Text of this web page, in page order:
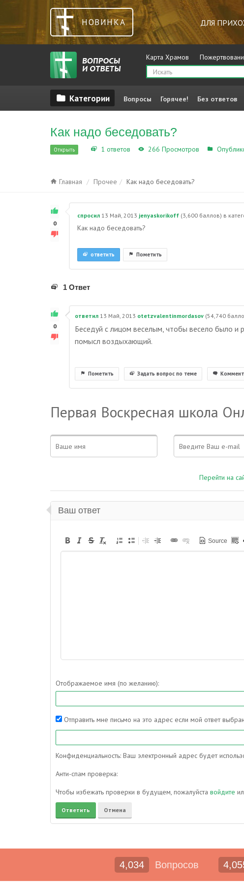
НОВИНКА ДЛЯ
Карта Храмов
Вопросы Горячее! Без ответов
Как надо беседовать?
Открыть 1 ответов 266 Просмотров
Главная Прочее Как надо беседовать?
0
спросил 13 Май, 2013 jenyaskorikoff (3,600 баллов) в
Как надо беседовать?
Пометить
ответить
1 Ответ
0
ответил 13 Май, 2013 otetzvalentinmordasov (54,740
Беседуй с лицом веселым, чтобы весело было и
помысл воздыхающий.
Пометить Задать вопрос по теме
Первая Воскресная школа
Перейти на
Ваш ответ
Source
Отображаемое имя (по желанию):
Отправить мне письмо на это адрес если мой ответ
Конфиденциальность: Ваш электронный адрес будет
Анти-спам проверка:
Чтобы избежать проверки в будущем, пожалуйста войдите
4,034 Вопросов